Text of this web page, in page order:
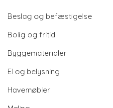
Beslag og befæstigelse
Bolig og fritid
Byggematerialer
El og belysning
Havemøbler